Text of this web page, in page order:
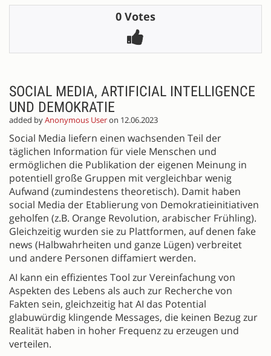
0 Votes
SOCIAL MEDIA, ARTIFICIAL INTELLIGENCE
UND DEMOKRATIE
added byAnonymous Useron 12.06.2023
Social Media liefern einen wachsenden Teil der
täglichen Information für viele Menschen und
ermöglichen die Publikation der eigenen Meinung in
potentiell große Gruppen mit vergleichbar wenig
Aufwand (zumindestens theoretisch). Damit haben
social Media der Etablierung von Demokratieinitiativen
geholfen (z.B. Orange Revolution, arabischer Frühling).
Gleichzeitig wurden sie zu Plattformen, auf denen fake
news (Halbwahrheiten und ganze Lügen) verbreitet
und andere Personen diffamiert werden.
AI kann ein effizientes Tool zur Vereinfachung von
Aspekten des Lebens als auch zur Recherche von
Fakten sein, gleichzeitig hat AI das Potential
glabuwürdig klingende Messages, die keinen Bezug zur
Realität haben in hoher Frequenz zu erzeugen und
verteilen.